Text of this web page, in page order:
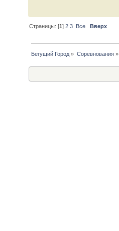
Страницы: [1]2 3 Все Вверх
Бегущий Город » Соревнования»